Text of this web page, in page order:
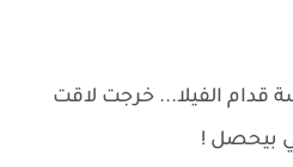
قدام الفيلا... خرجت لاقت
بيحصل !